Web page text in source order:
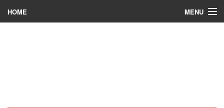
HOME MENU